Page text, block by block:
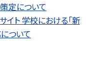
策定について
ト 学校における「新
ついて